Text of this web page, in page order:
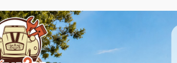
-15%